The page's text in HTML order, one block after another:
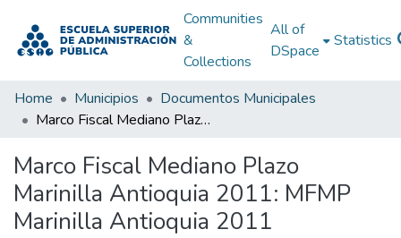
Communities
&
Collections
All of
DSpace
Statistics
Home Municipios
Documentos Municipales
Marco Fiscal Mediano Plazo Marinilla Antioquia 2011: MFMP Marinilla Antioquia 2011
Marco Fiscal Mediano Plazo
Marinilla Antioquia 2011: MFMP
Marinilla Antioquia 2011